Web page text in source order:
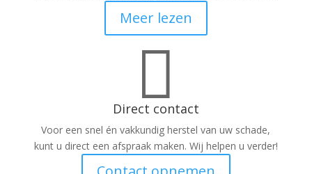
Meer lezen

Direct contact
Voor een snel én vakkundig herstel van uw schade,
kunt u direct een afspraak maken. Wij helpen u verder!